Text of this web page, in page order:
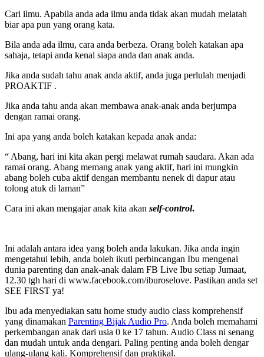
Cari ilmu. Apabila anda ada ilmu anda tidak akan mudah melatah
biar apa pun yang orang kata.
Bila anda ada ilmu, cara anda berbeza. Orang boleh katakan apa
sahaja, tetapi anda kenal siapa anda dan anak anda.
Jika anda sudah tahu anak anda aktif, anda juga perlulah menjadi
PROAKTIF .
Jika anda tahu anda akan membawa anak-anak anda berjumpa
dengan ramai orang.
Ini apa yang anda boleh katakan kepada anak anda:
“ Abang, hari ini kita akan pergi melawat rumah saudara. Akan ada
ramai orang. Abang memang anak yang aktif, hari ini mungkin
abang boleh cuba aktif dengan membantu nenek di dapur atau
tolong atuk di laman”
Cara ini akan mengajar anak kita akan self-control.
Ini adalah antara idea yang boleh anda lakukan. Jika anda ingin
mengetahui lebih, anda boleh ikuti perbincangan Ibu mengenai
dunia parenting dan anak-anak dalam FB Live Ibu setiap Jumaat,
12.30 tgh hari di www.facebook.com/iburoselove. Pastikan anda set
SEE FIRST ya!
Ibu ada menyediakan satu home study audio class komprehensif
yang dinamakan Parenting Bijak Audio Pro. Anda boleh memahami
perkembangan anak dari usia 0 ke 17 tahun. Audio Class ni senang
dan mudah untuk anda dengari. Paling penting anda boleh dengar
ulang-ulang kali. Komprehensif dan praktikal.